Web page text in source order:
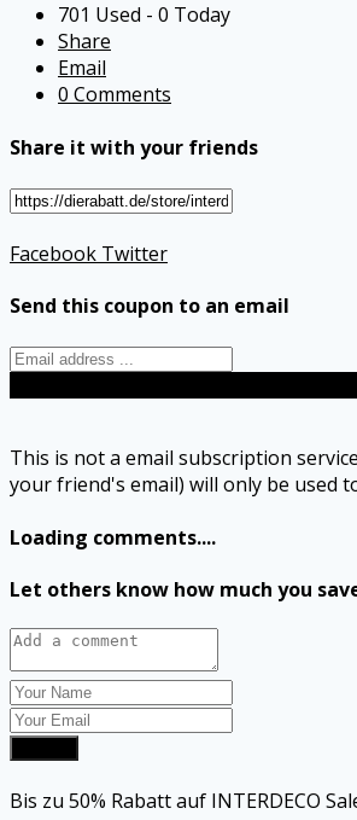
701 Used - 0 Today
Share
Email
0 Comments
Share it with your friends
Facebook Twitter
Send this coupon to an email
This is not a email subscription
your friend's email) will only be used
Loading comments....
Let others know how much you
Bis zu 50% Rabatt auf INTERDECO